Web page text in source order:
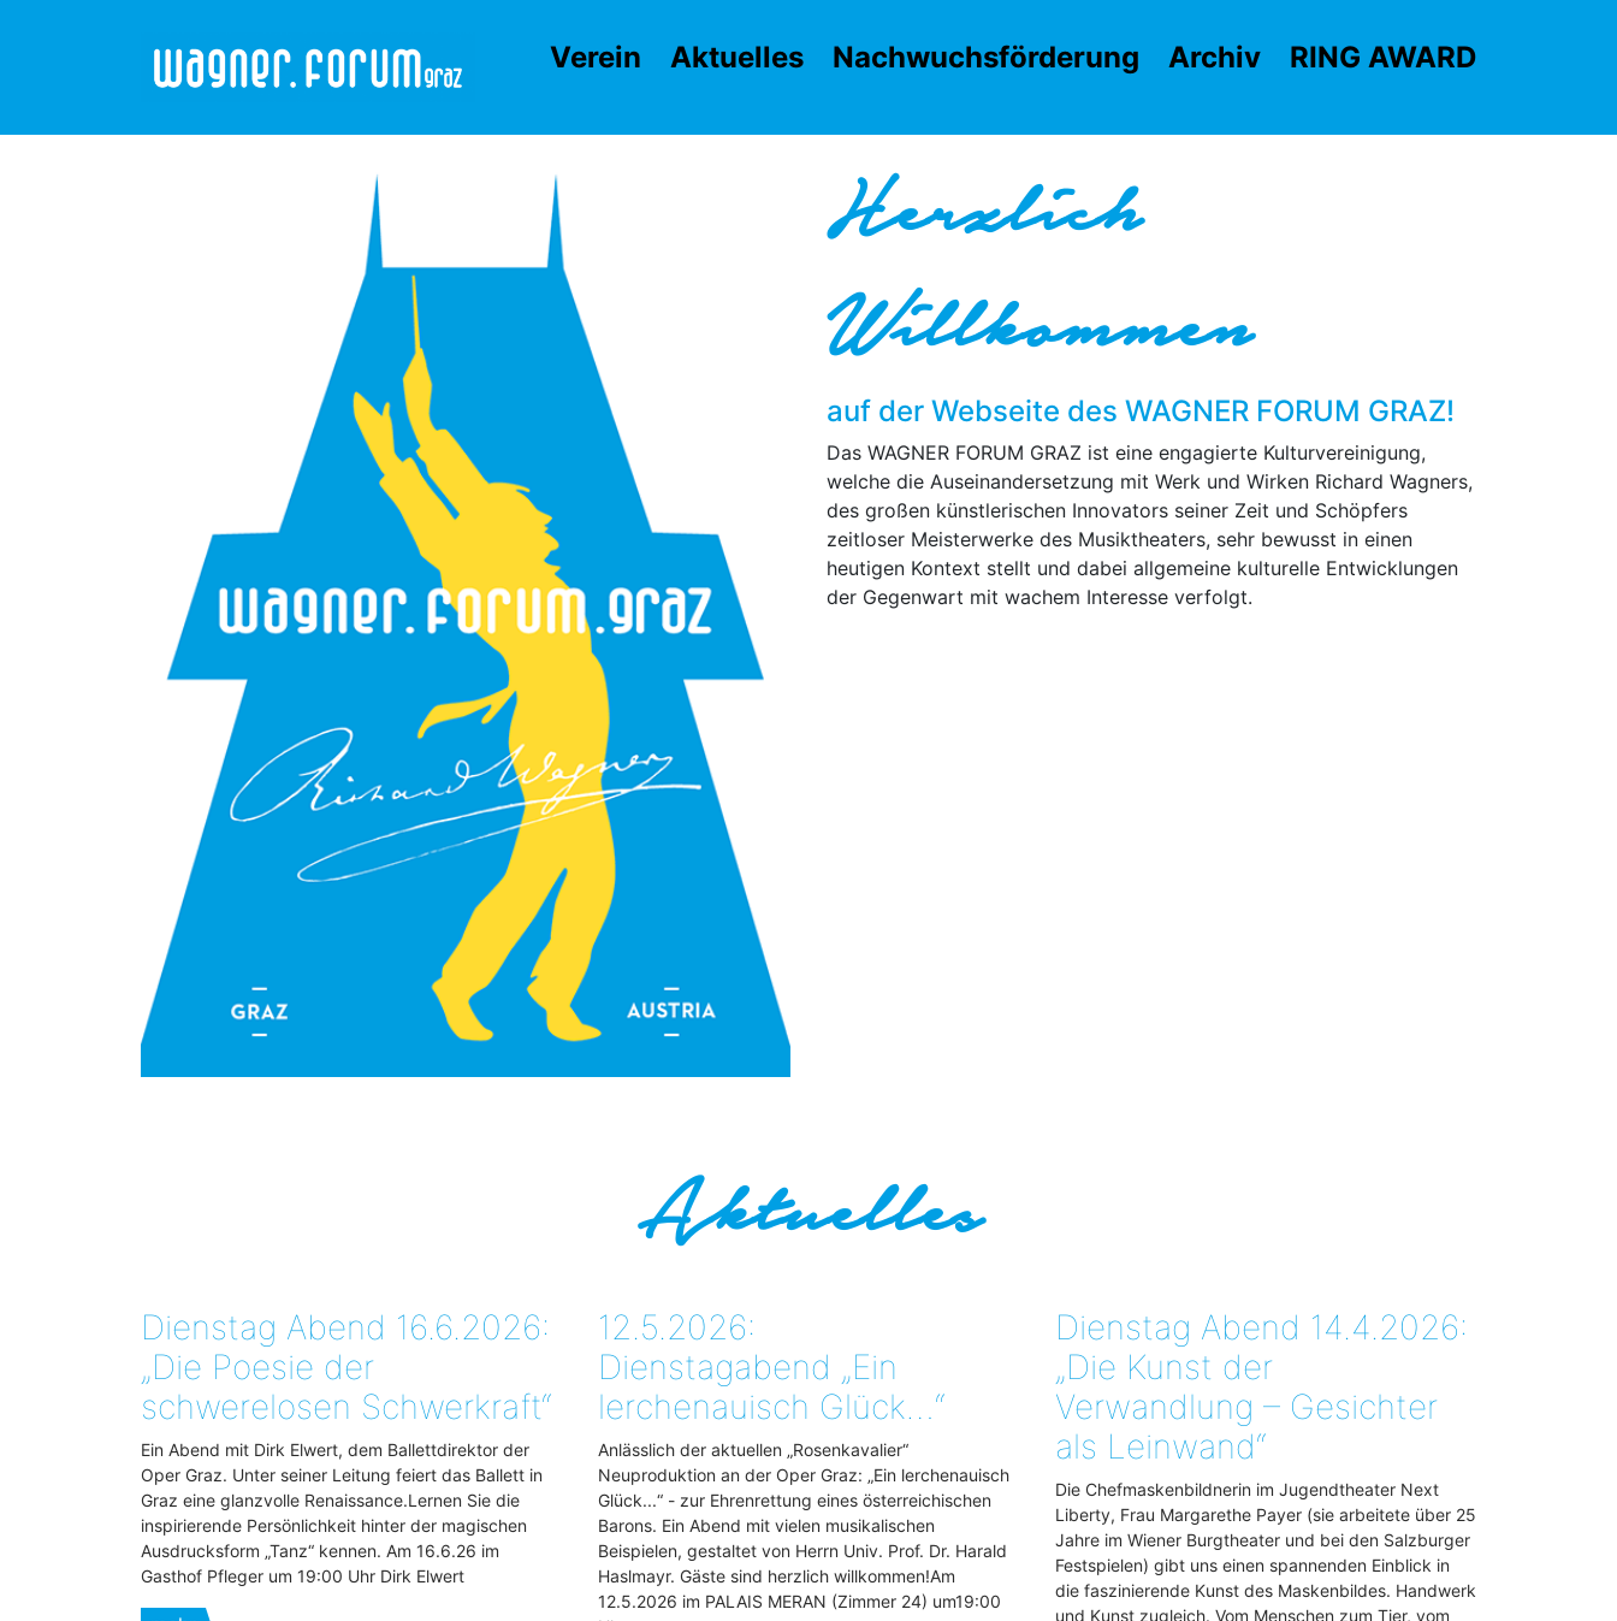
Verein Aktuelles Nachwuchsförderung Archiv RING AWARD
Herzlich
Willkommen
auf der Webseite des WAGNER FORUM GRAZ!
Das WAGNER FORUM GRAZ ist eine engagierte Kulturvereinigung,
welche die Auseinandersetzung mit Werk und Wirken Richard Wagners,
des großen künstlerischen Innovators seiner Zeit und Schöpfers
zeitloser Meisterwerke des Musiktheaters, sehr bewusst in einen
heutigen Kontext stellt und dabei allgemeine kulturelle Entwicklungen
der Gegenwart mit wachem Interesse verfolgt.
Aktuelles
Dienstag Abend 16.6.2026:
„Die Poesie der
schwerelosen Schwerkraft“
Ein Abend mit Dirk Elwert, dem Ballettdirektor der
Oper Graz. Unter seiner Leitung feiert das Ballett in
Graz eine glanzvolle Renaissance.Lernen Sie die
inspirierende Persönlichkeit hinter der magischen
Ausdrucksform „Tanz“ kennen. Am 16.6.26 im
Gasthof Pfleger um 19:00 Uhr Dirk Elwert
12.5.2026:
Dienstagabend „Ein
lerchenauisch Glück…“
Anlässlich der aktuellen „Rosenkavalier“
Neuproduktion an der Oper Graz: „Ein lerchenauisch
Glück...“ - zur Ehrenrettung eines österreichischen
Barons. Ein Abend mit vielen musikalischen
Beispielen, gestaltet von Herrn Univ. Prof. Dr. Harald
Haslmayr. Gäste sind herzlich willkommen!Am
12.5.2026 im PALAIS MERAN (Zimmer 24) um19:00
Dienstag Abend 14.4.2026:
„Die Kunst der
Verwandlung – Gesichter
als Leinwand“
Die Chefmaskenbildnerin im Jugendtheater Next
Liberty, Frau Margarethe Payer (sie arbeitete über 25
Jahre im Wiener Burgtheater und bei den Salzburger
Festspielen) gibt uns einen spannenden Einblick in
die faszinierende Kunst des Maskenbildes. Handwerk
und Kunst zugleich. Vom Menschen zum Tier, vom